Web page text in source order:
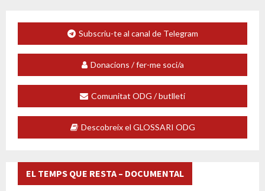
Subscriu-te al canal de Telegram
Donacions / fer-me soci/a
Comunitat ODG / butlletí
Descobreix el GLOSSARI ODG
EL TEMPS QUE RESTA – DOCUMENTAL